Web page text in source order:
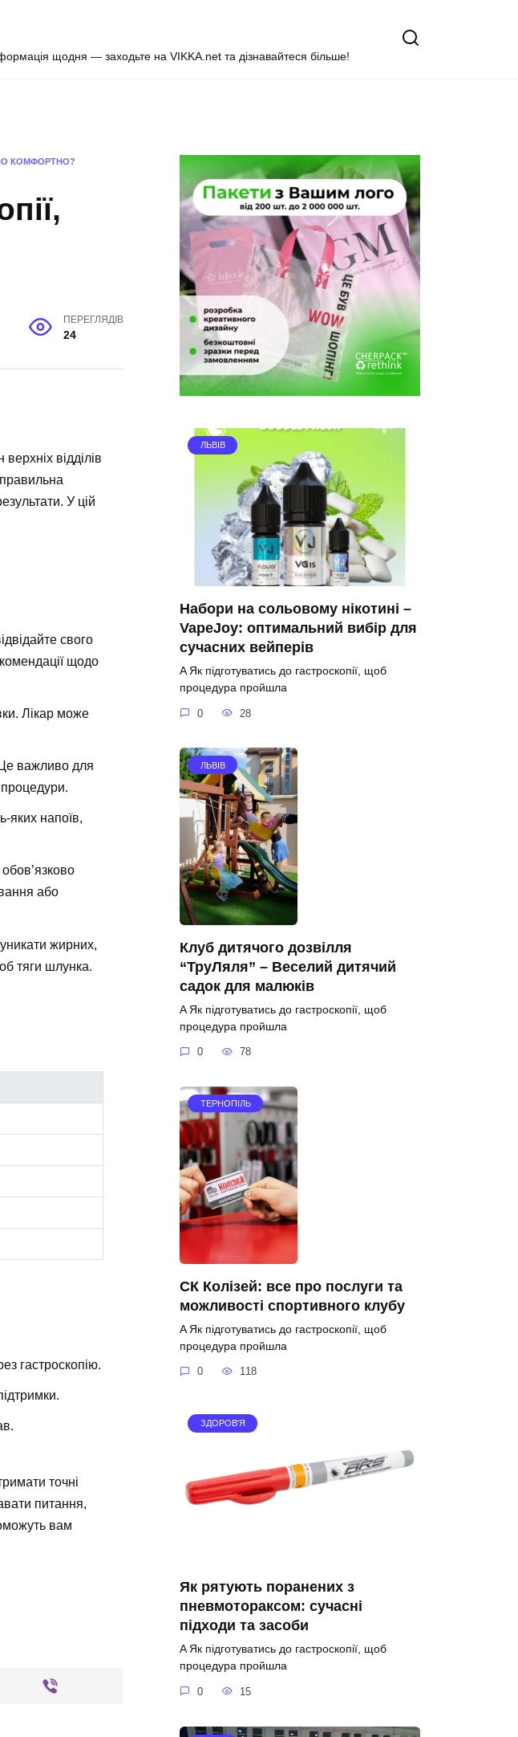
щодня — заходьте на VIKKA.net та дізнавайтеся більше!
КОМФОРТНО?
ПЕРЕГЛЯДІВ
24
відділів
У цій
свого
щодо
Лікар може
важливо для
яких напоїв,
або
жирних,
тяги шлунка.
гастроскопію.
точні
питання,
вам
ЛЬВІВ
Набори на сольовому нікотині –
VapeJoy: оптимальний вибір для
сучасних вейперів
A Як підготуватись до гастроскопії, щоб
процедура пройшла
0 28
ЛЬВІВ
Клуб дитячого дозвілля
“ТруЛяля” – Веселий дитячий
садок для малюків
A Як підготуватись до гастроскопії, щоб
процедура пройшла
0 78
ТЕРНОПІЛЬ
СК Колізей: все про послуги та
можливості спортивного клубу
A Як підготуватись до гастроскопії, щоб
процедура пройшла
0 118
ЗДОРОВ'Я
Як рятують поранених з
пневмотораксом: сучасні
підходи та засоби
A Як підготуватись до гастроскопії, щоб
процедура пройшла
0 15